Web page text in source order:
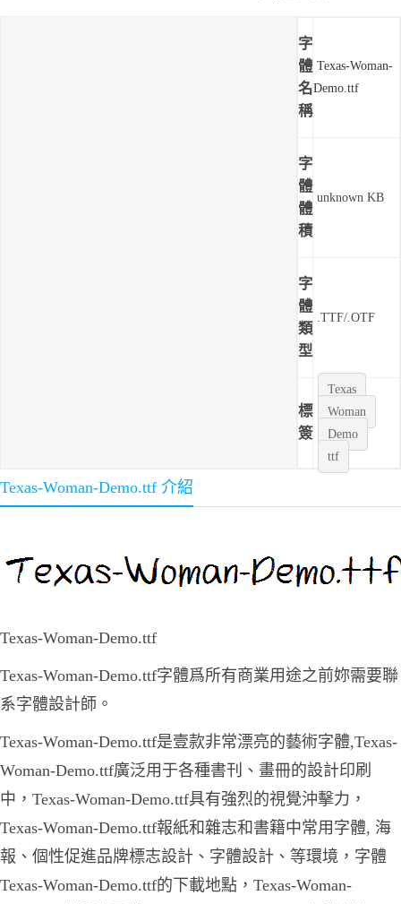
字
體
名
稱
Texas-Woman-
Demo.ttf
字
體
體
積
unknown KB
字
體
類
型
.TTF/.OTF
標
簽
Texas
Woman
Demo
ttf
Texas-Woman-Demo.ttf 介紹
Texas-Woman-Demo.ttf
Texas-Woman-Demo.ttf字體爲所有商業用途之前妳需要聯
系字體設計師。
Texas-Woman-Demo.ttf是壹款非常漂亮的藝術字體,Texas-
Woman-Demo.ttf廣泛用于各種書刊、畫冊的設計印刷
中，Texas-Woman-Demo.ttf具有強烈的視覺沖擊力，
Texas-Woman-Demo.ttf報紙和雜志和書籍中常用字體, 海
報、個性促進品牌標志設計、字體設計、等環境，字體
Texas-Woman-Demo.ttf的下載地點，Texas-Woman-